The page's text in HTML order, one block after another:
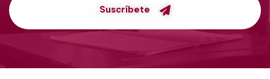
Suscríbete